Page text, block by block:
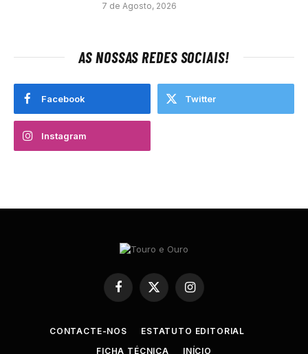
7 de Agosto, 2026
AS NOSSAS REDES SOCIAIS!
Facebook Twitter
Instagram
Facebook
X
Instagram
CONTACTE-NOS
ESTATUTO EDITORIAL
FICHA TÉCNICA
INÍCIO